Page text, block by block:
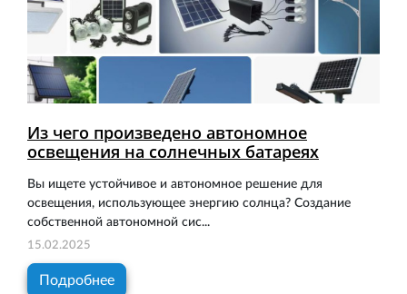
Из чего произведено автономное
освещения на солнечных батареях
Вы ищете устойчивое и автономное решение для
освещения, использующее энергию солнца? Создание
собственной автономной сис...
15.02.2025
Подробнее